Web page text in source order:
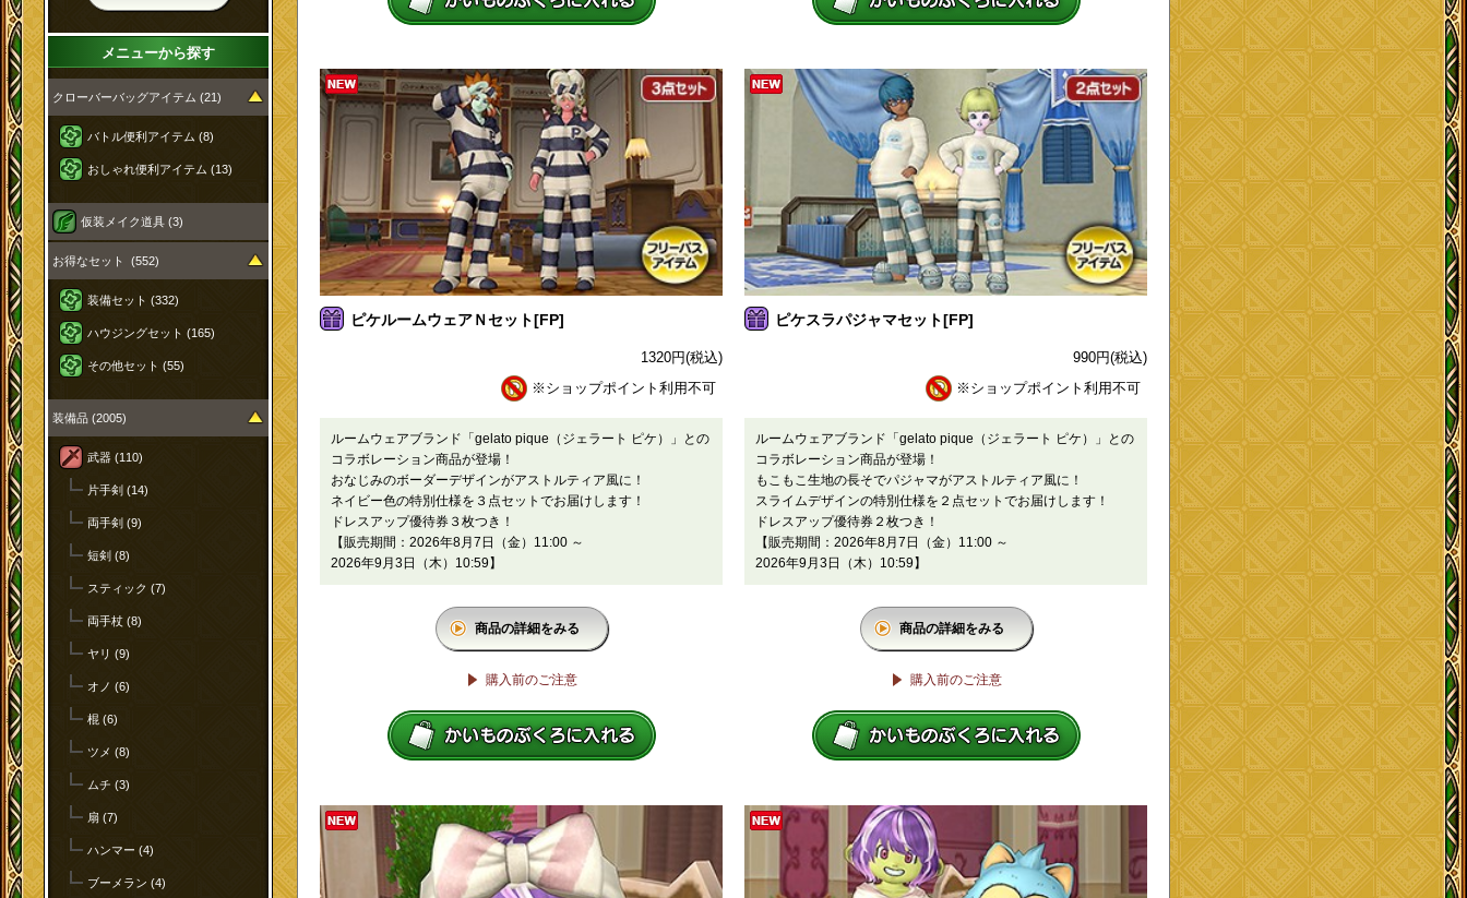
メニューから探す
クローバーバッグアイテム (21)
バトル便利アイテム (8)
おしゃれ便利アイテム (13)
仮装メイク道具 (3)
お得なセット (552)
装備セット (332)
ハウジングセット (165)
その他セット (55)
装備品 (2005)
武器 (110)
片手剣 (14)
両手剣 (9)
短剣 (8)
スティック (7)
両手杖 (8)
ヤリ (9)
オノ (6)
棍 (6)
ツメ (8)
ムチ (3)
扇 (7)
ハンマー (4)
ブーメラン (4)
ピケルームウェアＮセット[FP]
1320円(税込)
※ショップポイント利用不可
ルームウェアブランド「gelato pique（ジェラート ピケ）」との
コラボレーション商品が登場！
おなじみのボーダーデザインがアストルティア風に！
ネイビー色の特別仕様を３点セットでお届けします！
ドレスアップ優待券３枚つき！
【販売期間：2026年8月7日（金）11:00 ～
2026年9月3日（木）10:59】
商品の詳細をみる
購入前のご注意
ピケスラパジャマセット[FP]
990円(税込)
※ショップポイント利用不可
ルームウェアブランド「gelato pique（ジェラート ピケ）」との
コラボレーション商品が登場！
もこもこ生地の長そでパジャマがアストルティア風に！
スライムデザインの特別仕様を２点セットでお届けします！
ドレスアップ優待券２枚つき！
【販売期間：2026年8月7日（金）11:00 ～
2026年9月3日（木）10:59】
商品の詳細をみる
購入前のご注意